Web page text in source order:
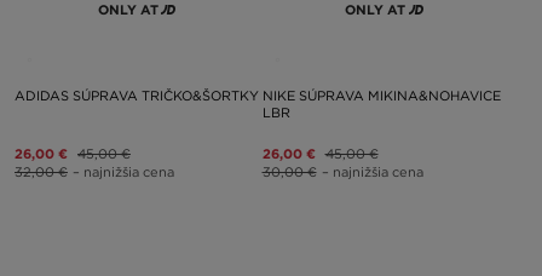
ONLY AT
ADIDAS SÚPRAVA TRIČKO&ŠORTKY
26,00 € 45,00 €
32,00 € – najnižšia cena
ONLY AT
NIKE SÚPRAVA MIKINA&NOHAVICE
LBR
26,00 € 45,00 €
30,00 € – najnižšia cena